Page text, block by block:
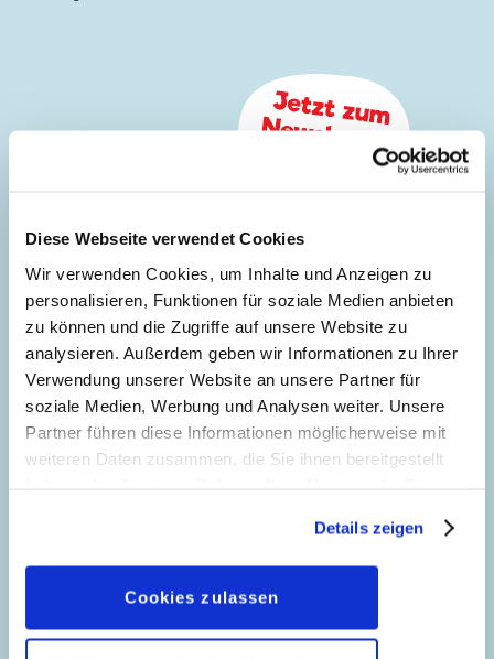
Diese Webseite verwendet Cookies
Wir verwenden Cookies, um Inhalte und Anzeigen zu
personalisieren, Funktionen für soziale Medien anbieten
zu können und die Zugriffe auf unsere Website zu
analysieren. Außerdem geben wir Informationen zu Ihrer
Verwendung unserer Website an unsere Partner für
soziale Medien, Werbung und Analysen weiter. Unsere
Partner führen diese Informationen möglicherweise mit
weiteren Daten zusammen, die Sie ihnen bereitgestellt
geben, können Sie diese jederzeit in der
Datenschutzerklärungwieder widerrufen.
Details zeigen
Cookies zulassen